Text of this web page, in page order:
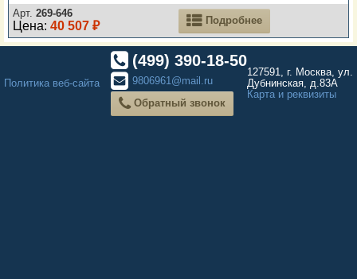
Арт. 269-646
Цена: 40 507 ₽ Подробнее
Политика веб-сайта
(499) 390-18-50
9806961@mail.ru
Обратный звонок
127591, г. Москва, ул.
Дубнинская, д.83А
Карта и реквизиты